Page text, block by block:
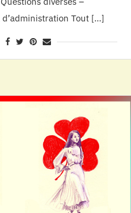
d’administration Tout […]